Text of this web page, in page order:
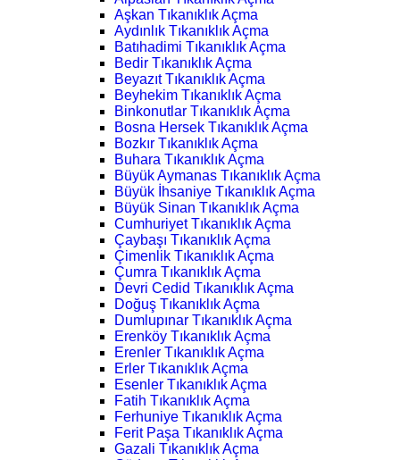
Aşkan Tıkanıklık Açma
Aydınlık Tıkanıklık Açma
Batıhadimi Tıkanıklık Açma
Bedir Tıkanıklık Açma
Beyazıt Tıkanıklık Açma
Beyhekim Tıkanıklık Açma
Binkonutlar Tıkanıklık Açma
Bosna Hersek Tıkanıklık Açma
Bozkır Tıkanıklık Açma
Buhara Tıkanıklık Açma
Büyük Aymanas Tıkanıklık Açma
Büyük İhsaniye Tıkanıklık Açma
Büyük Sinan Tıkanıklık Açma
Cumhuriyet Tıkanıklık Açma
Çaybaşı Tıkanıklık Açma
Çimenlik Tıkanıklık Açma
Çumra Tıkanıklık Açma
Devri Cedid Tıkanıklık Açma
Doğuş Tıkanıklık Açma
Dumlupınar Tıkanıklık Açma
Erenköy Tıkanıklık Açma
Erenler Tıkanıklık Açma
Erler Tıkanıklık Açma
Esenler Tıkanıklık Açma
Fatih Tıkanıklık Açma
Ferhuniye Tıkanıklık Açma
Ferit Paşa Tıkanıklık Açma
Gazali Tıkanıklık Açma